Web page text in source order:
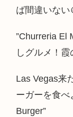
ば間違いない
”Churreria El
しグルメ！
Las Vegas来
ーガーを食べ
Burger”